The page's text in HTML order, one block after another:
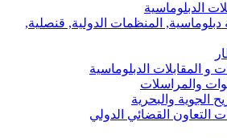
الدبلوماسية
دبلوماسية, المنظمات الدولية, قنصلية,
و المقابلات الدبلوماسية
والمراسلات
الجوية والبحرية
التعاون القضائي الدولي